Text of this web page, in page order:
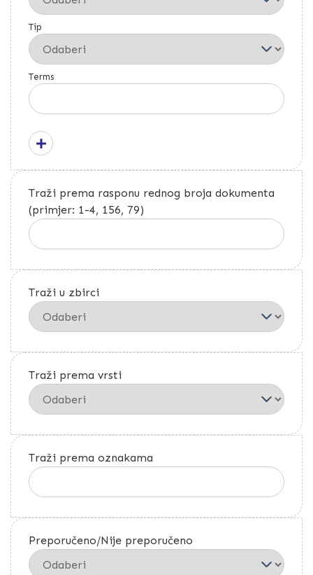
Tip
Terms
Traži prema rasponu rednog broja dokumenta
(primjer: 1-4, 156, 79)
Traži u zbirci
Traži prema vrsti
Traži prema oznakama
Preporučeno/Nije preporučeno